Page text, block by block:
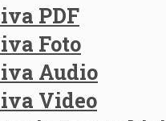
PDF
Foto
Audio
Video